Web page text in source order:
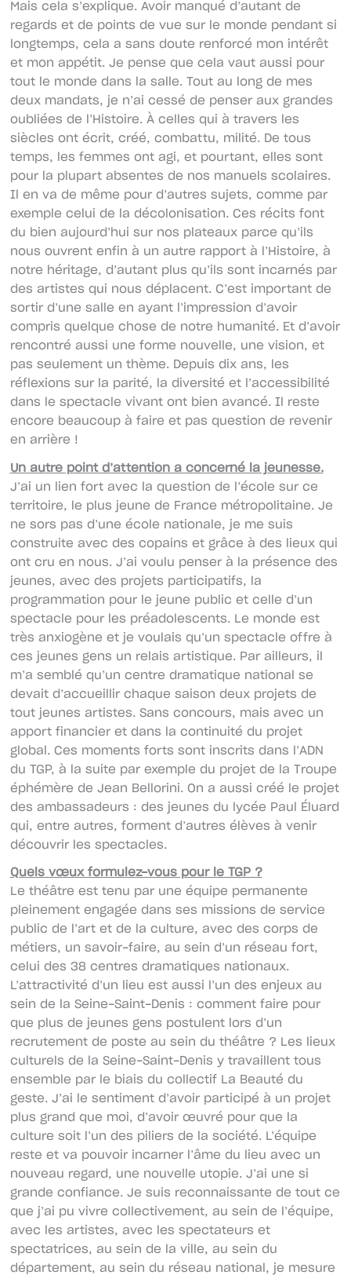
Mais cela s’explique. Avoir manqué d’autant de
regards et de points de vue sur le monde pendant si
longtemps, cela a sans doute renforcé mon intérêt
et mon appétit. Je pense que cela vaut aussi pour
tout le monde dans la salle. Tout au long de mes
deux mandats, je n’ai cessé de penser aux grandes
oubliées de l’Histoire. À celles qui à travers les
siècles ont écrit, créé, combattu, milité. De tous
temps, les femmes ont agi, et pourtant, elles sont
pour la plupart absentes de nos manuels scolaires.
Il en va de même pour d’autres sujets, comme par
exemple celui de la décolonisation. Ces récits font
du bien aujourd’hui sur nos plateaux parce qu’ils
nous ouvrent enfin à un autre rapport à l’Histoire, à
notre héritage, d’autant plus qu’ils sont incarnés par
des artistes qui nous déplacent. C’est important de
sortir d’une salle en ayant l’impression d’avoir
compris quelque chose de notre humanité. Et d’avoir
rencontré aussi une forme nouvelle, une vision, et
pas seulement un thème. Depuis dix ans, les
réflexions sur la parité, la diversité et l’accessibilité
dans le spectacle vivant ont bien avancé. Il reste
encore beaucoup à faire et pas question de revenir
en arrière !
Un autre point d’attention a concerné la jeunesse.
J’ai un lien fort avec la question de l’école sur ce
territoire, le plus jeune de France métropolitaine. Je
ne sors pas d’une école nationale, je me suis
construite avec des copains et grâce à des lieux qui
ont cru en nous. J’ai voulu penser à la présence des
jeunes, avec des projets participatifs, la
programmation pour le jeune public et celle d’un
spectacle pour les préadolescents. Le monde est
très anxiogène et je voulais qu’un spectacle offre à
ces jeunes gens un relais artistique. Par ailleurs, il
m’a semblé qu’un centre dramatique national se
devait d’accueillir chaque saison deux projets de
tout jeunes artistes. Sans concours, mais avec un
apport financier et dans la continuité du projet
global. Ces moments forts sont inscrits dans l’ADN
du TGP, à la suite par exemple du projet de la Troupe
éphémère de Jean Bellorini. On a aussi créé le projet
des ambassadeurs : des jeunes du lycée Paul Éluard
qui, entre autres, forment d’autres élèves à venir
découvrir les spectacles.
Quels vœux formulez-vous pour le TGP ?
Le théâtre est tenu par une équipe permanente
pleinement engagée dans ses missions de service
public de l’art et de la culture, avec des corps de
métiers, un savoir-faire, au sein d’un réseau fort,
celui des 38 centres dramatiques nationaux.
L’attractivité d’un lieu est aussi l’un des enjeux au
sein de la Seine-Saint-Denis : comment faire pour
que plus de jeunes gens postulent lors d’un
recrutement de poste au sein du théâtre ? Les lieux
culturels de la Seine-Saint-Denis y travaillent tous
ensemble par le biais du collectif La Beauté du
geste. J’ai le sentiment d’avoir participé à un projet
plus grand que moi, d’avoir œuvré pour que la
culture soit l’un des piliers de la société. L’équipe
reste et va pouvoir incarner l’âme du lieu avec un
nouveau regard, une nouvelle utopie. J’ai une si
grande confiance. Je suis reconnaissante de tout ce
que j’ai pu vivre collectivement, au sein de l’équipe,
avec les artistes, avec les spectateurs et
spectatrices, au sein de la ville, au sein du
département, au sein du réseau national, je mesure